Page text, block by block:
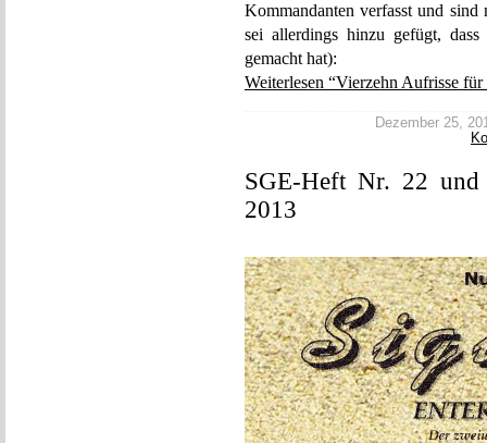
Kommandanten verfasst und sind
sei allerdings hinzu gefügt,
gemacht hat):
Weiterlesen “Vierzehn Aufrisse
Dezember 25,
SGE-Heft Nr. 22 und
2013